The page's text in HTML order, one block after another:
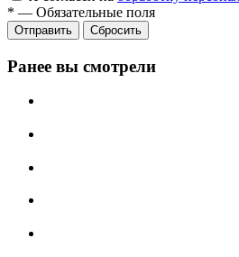
* — Обязательные поля
Сбросить
Ранее вы смотрели